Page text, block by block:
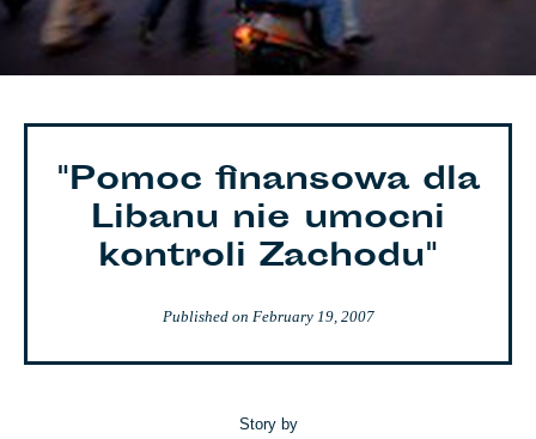
"Pomoc finansowa dla
Libanu nie umocni
kontroli Zachodu"
Published on February 19, 2007
Story by